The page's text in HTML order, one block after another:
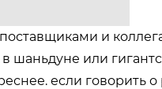
и
или
если говорить